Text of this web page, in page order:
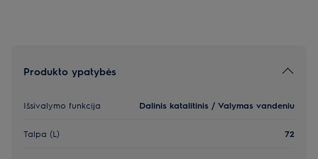
Produkto ypatybės
Išsivalymo funkcija Dalinis katalitinis / Valymas vandeniu
Talpa (L) 72